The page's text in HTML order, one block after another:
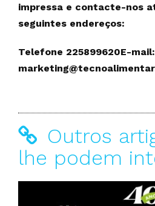
impressa e contacte-nos
seguintes endereços:
Telefone 225899620E-mail:
Outros
lhe podem